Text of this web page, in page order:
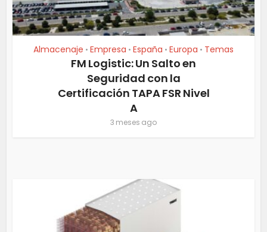
Almacenaje • Empresa • España • Europa • Temas
FM Logistic: Un Salto en
Seguridad con la
Certificación TAPA FSR Nivel
A
3 meses ago